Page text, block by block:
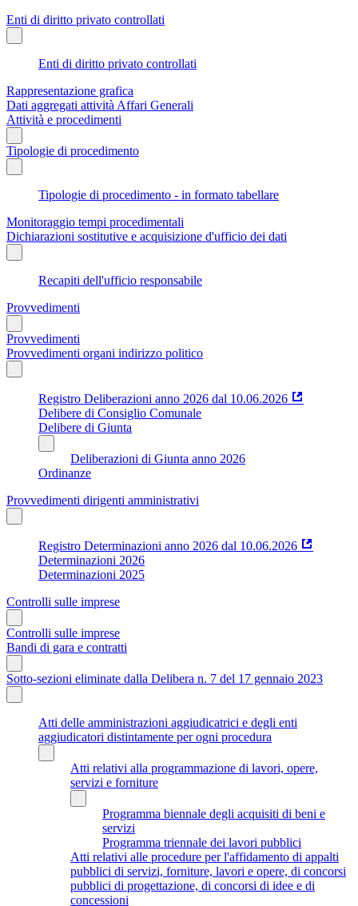
Enti di diritto privato controllati
Enti di diritto privato controllati
Rappresentazione grafica
Dati aggregati attività Affari Generali
Attività e procedimenti
Tipologie di procedimento
Tipologie di procedimento - in formato tabellare
Monitoraggio tempi procedimentali
Dichiarazioni sostitutive e acquisizione d'ufficio dei dati
Recapiti dell'ufficio responsabile
Provvedimenti
Provvedimenti
Provvedimenti organi indirizzo politico
Registro Deliberazioni anno 2026 dal 10.06.2026
Delibere di Consiglio Comunale
Delibere di Giunta
Deliberazioni di Giunta anno 2026
Ordinanze
Provvedimenti dirigenti amministrativi
Registro Determinazioni anno 2026 dal 10.06.2026
Determinazioni 2026
Determinazioni 2025
Controlli sulle imprese
Controlli sulle imprese
Bandi di gara e contratti
Sotto-sezioni eliminate dalla Delibera n. 7 del 17 gennaio 2023
Atti delle amministrazioni aggiudicatrici e degli enti
aggiudicatori distintamente per ogni procedura
Atti relativi alla programmazione di lavori, opere,
servizi e forniture
Programma biennale degli acquisiti di beni e
servizi
Programma triennale dei lavori pubblici
Atti relativi alle procedure per l'affidamento di appalti
pubblici di servizi, forniture, lavori e opere, di concorsi
pubblici di progettazione, di concorsi di idee e di
concessioni